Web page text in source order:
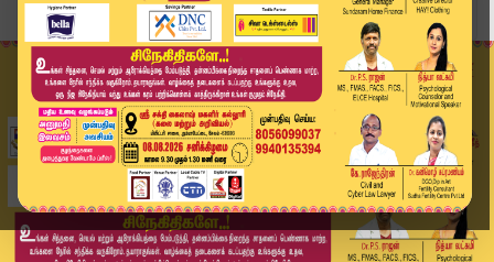
“விசிலின் சத்தத்தால் உதயசூரியன் மறைய வேண்டும்” ...